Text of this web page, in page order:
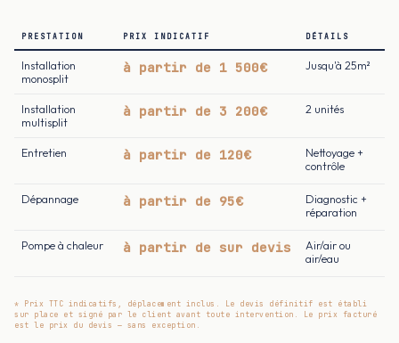
PRESTATION PRIX INDICATIF DÉTAILS
Installation
monosplit
à partir de 1 500€ Jusqu'à 25m²
Installation
multisplit
à partir de 3 200€ 2 unités
Entretien à partir de 120€
Nettoyage +
contrôle
Dépannage à partir de 95€
Diagnostic +
réparation
Pompe à chaleur à partir de sur devis
Air/air ou
air/eau
* Prix TTC indicatifs, déplacement inclus. Le devis définitif est établi
sur place et signé par le client avant toute intervention. Le prix facturé
est le prix du devis — sans exception.